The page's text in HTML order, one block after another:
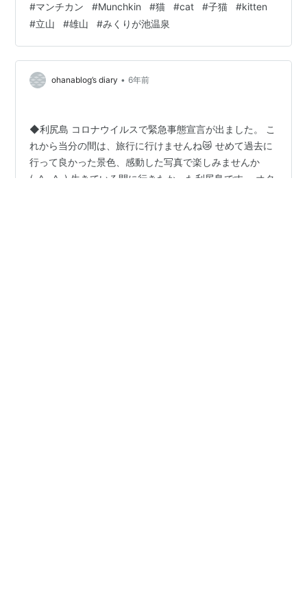
です。 日本の百名山にも選定されています。 機会があれ
ば、登ってみては如何ですか！！ お勧め(=^・^=) 宿は、
みくりが池温泉♨ とってもいい宿ですよ！！ 日本で一番
高いところにある温泉みたいですよ♨ こんな豪華な夕飯
が食べれると、思っていなかったので(@_@。 ◆苔 最近
#マンチカン #Munchkin #猫 #cat #子猫 #kitten
#立山 #雄山 #みくりが池温泉
ohanablog’s diary • 6年前